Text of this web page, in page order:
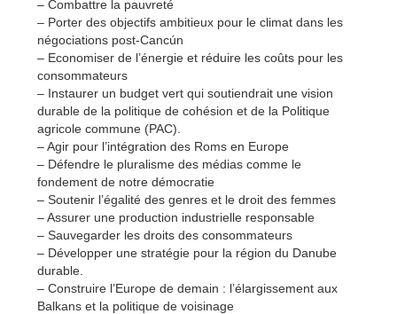
– Combattre la pauvreté
– Porter des objectifs ambitieux pour le climat dans les
négociations post-Cancún
– Economiser de l’énergie et réduire les coûts pour les
consommateurs
– Instaurer un budget vert qui soutiendrait une vision
durable de la politique de cohésion et de la Politique
agricole commune (PAC).
– Agir pour l’intégration des Roms en Europe
– Défendre le pluralisme des médias comme le
fondement de notre démocratie
– Soutenir l’égalité des genres et le droit des femmes
– Assurer une production industrielle responsable
– Sauvegarder les droits des consommateurs
– Développer une stratégie pour la région du Danube
durable.
– Construire l’Europe de demain : l’élargissement aux
Balkans et la politique de voisinage